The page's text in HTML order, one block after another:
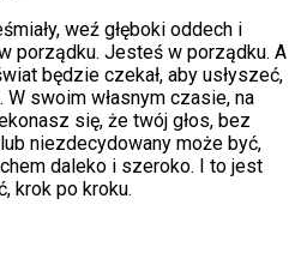
weź głęboki oddech i
porządku. Jesteś w porządku. A
będzie czekał, aby usłyszeć,
swoim własnym czasie, na
się, że twój głos, bez
niezdecydowany może być,
daleko i szeroko. I to jest
krok po kroku.